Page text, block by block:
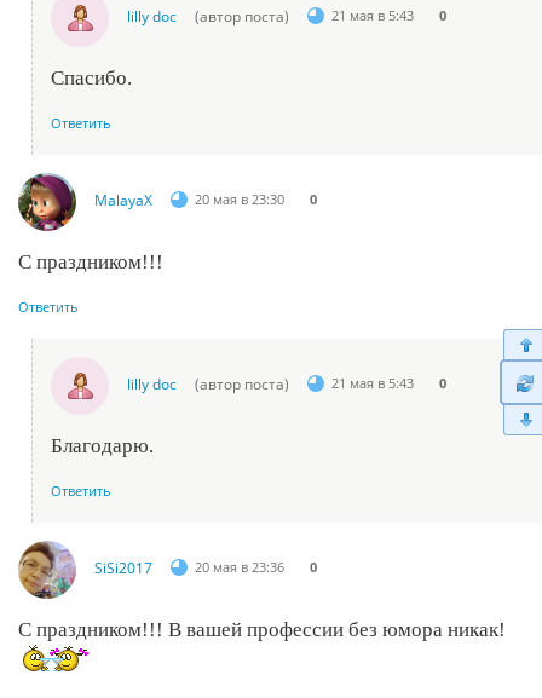
lilly doc (автор поста) 21 мая в 5:43 0
Спасибо.
Ответить
MalayaX 20 мая в 23:30 0
С праздником!!!
Ответить
lilly doc (автор поста) 21 мая в 5:43 0
Благодарю.
Ответить
SiSi2017 20 мая в 23:36 0
С праздником!!! В вашей профессии без юмора никак!